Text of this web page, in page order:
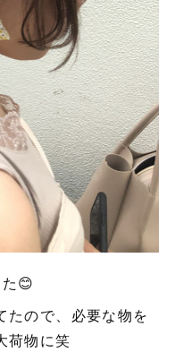
😊
たので、必要な物を
荷物に笑